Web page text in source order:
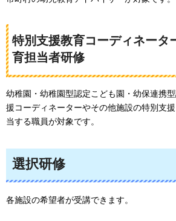
特別支援教育コーディネータ
育担当者研修
幼稚園・幼稚園型認定こども園・幼保連携
援コーディネーターやその他施設の特別支
当する職員が対象です。
選択研修
各施設の希望者が受講できます。